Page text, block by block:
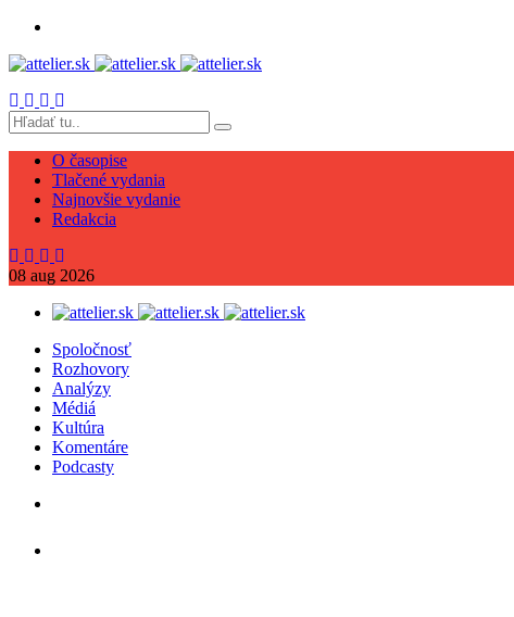
O časopise
Tlačené vydania
Najnovšie vydanie
Redakcia
08 aug 2026
Spoločnosť
Rozhovory
Analýzy
Médiá
Kultúra
Komentáre
Podcasty